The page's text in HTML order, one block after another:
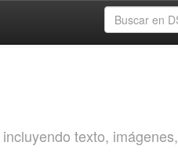
texto, imágenes,